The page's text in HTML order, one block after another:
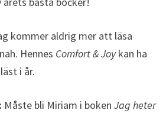
kommer aldrig mer att läsa
Hennes Comfort & Joykan ha
i år.
Måste bli Miriam i boken Jag heter